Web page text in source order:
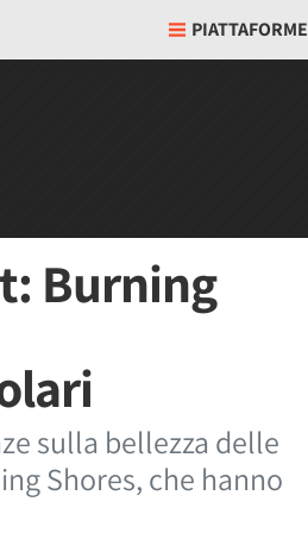
PIATTAFORME
Burning
sulla bellezza delle
Shores, che hanno